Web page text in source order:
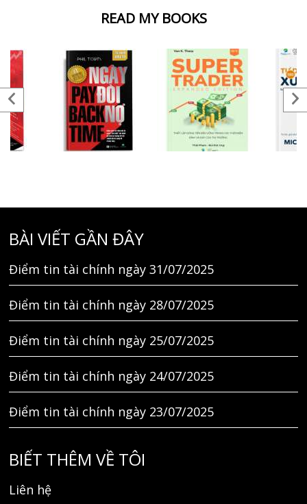
READ MY BOOKS
BÀI VIẾT GẦN ĐÂY
Điểm tin tài chính ngày 31/07/2025
Điểm tin tài chính ngày 28/07/2025
Điểm tin tài chính ngày 25/07/2025
Điểm tin tài chính ngày 24/07/2025
Điểm tin tài chính ngày 23/07/2025
BIẾT THÊM VỀ TÔI
Liên hệ